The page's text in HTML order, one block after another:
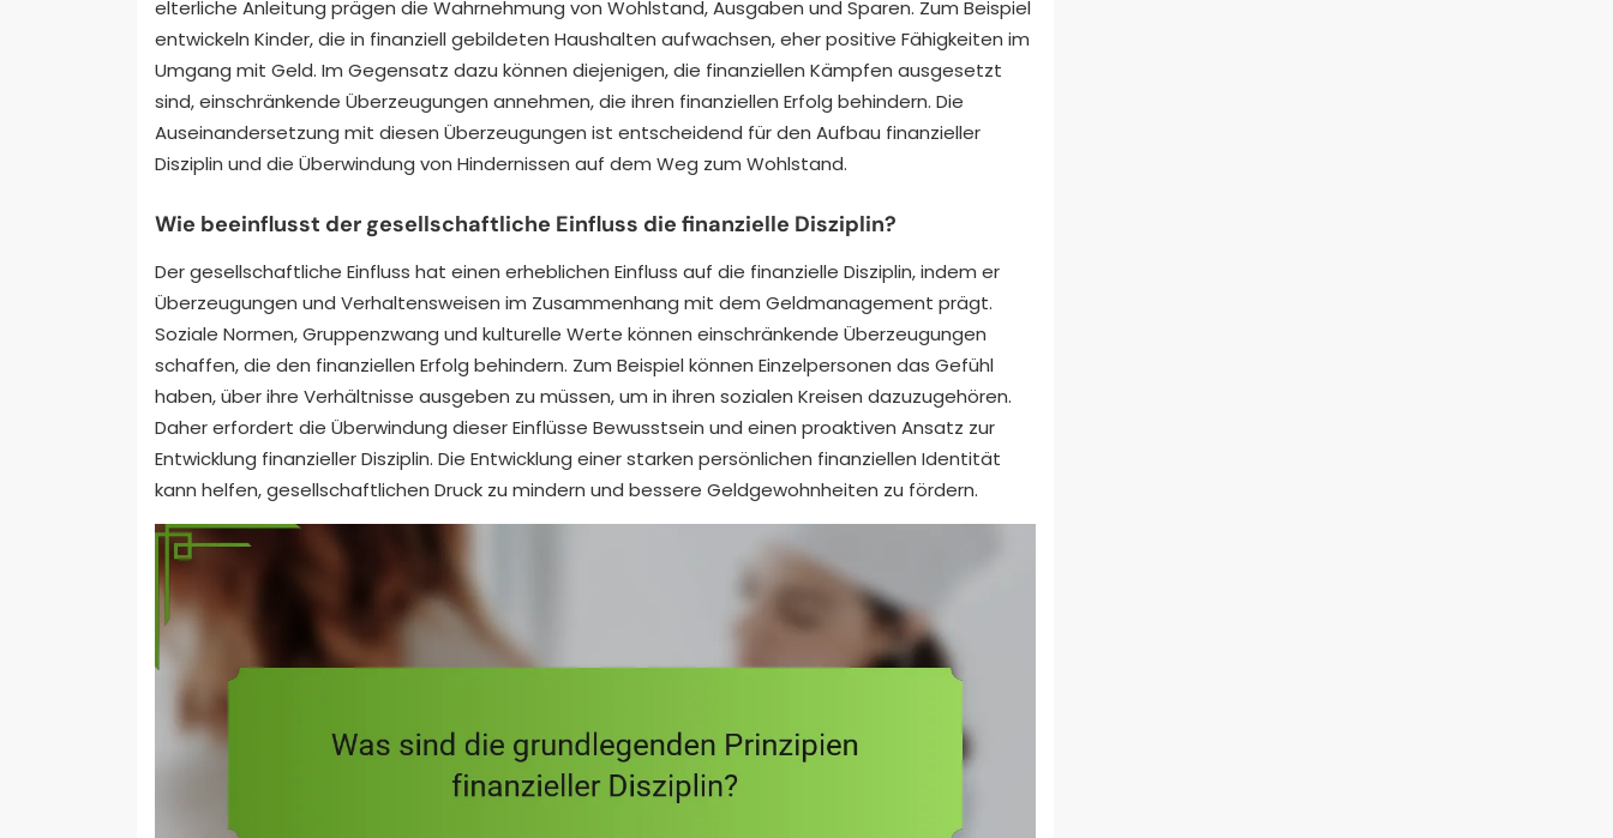
elterliche Anleitung prägen die Wahrnehmung von Wohlstand, Ausgaben und Sparen. Zum Beispiel
entwickeln Kinder, die in finanziell gebildeten Haushalten aufwachsen, eher positive Fähigkeiten im
Umgang mit Geld. Im Gegensatz dazu können diejenigen, die finanziellen Kämpfen ausgesetzt
sind, einschränkende Überzeugungen annehmen, die ihren finanziellen Erfolg behindern. Die
Auseinandersetzung mit diesen Überzeugungen ist entscheidend für den Aufbau finanzieller
Disziplin und die Überwindung von Hindernissen auf dem Weg zum Wohlstand.
Wie beeinflusst der gesellschaftliche Einfluss die finanzielle Disziplin?
Der gesellschaftliche Einfluss hat einen erheblichen Einfluss auf die finanzielle Disziplin, indem er
Überzeugungen und Verhaltensweisen im Zusammenhang mit dem Geldmanagement prägt.
Soziale Normen, Gruppenzwang und kulturelle Werte können einschränkende Überzeugungen
schaffen, die den finanziellen Erfolg behindern. Zum Beispiel können Einzelpersonen das Gefühl
haben, über ihre Verhältnisse ausgeben zu müssen, um in ihren sozialen Kreisen dazuzugehören.
Daher erfordert die Überwindung dieser Einflüsse Bewusstsein und einen proaktiven Ansatz zur
Entwicklung finanzieller Disziplin. Die Entwicklung einer starken persönlichen finanziellen Identität
kann helfen, gesellschaftlichen Druck zu mindern und bessere Geldgewohnheiten zu fördern.